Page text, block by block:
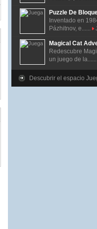
Puzzle De
Inventado en
Pázhitnov, e......
Magical Cat
Redescubre
un juego de la......
Descubrir el espacio